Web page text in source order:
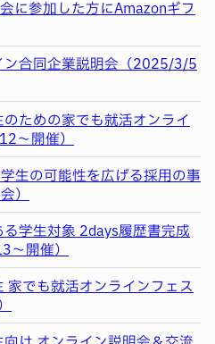
に参加した方にAmazonギフ
ン合同企業説明会（2025/3/5
のための家でも就活オンライ
～開催）
生の可能性を広げる採用の事
）
る学生対象 2days履歴書完成
～開催）
家でも就活オンラインフェス